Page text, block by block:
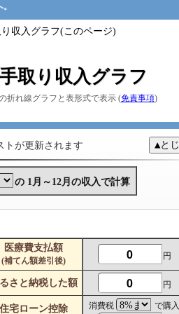
ものとします。
2024 会計7 http://kaikei7.com/
収入グラフ(このページ)
取り収入グラフ
折れ線グラフと表形式で表示 (免責事項)
トが更新されます
の 1月～12月の収入で計算
医療費支払額
(補てん額差引後) 円
さと納税した額 円
住宅ローン控除 消費税 で購入